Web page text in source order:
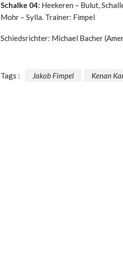
Schalke 04: Heekeren – Bulut,
Mohr – Sylla. Trainer: Fimpel
Schiedsrichter: Michael Bacher
Tags : Jakob Fimpel Kenan